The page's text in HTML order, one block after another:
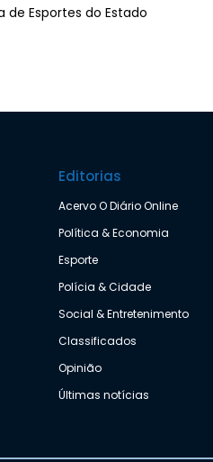
de Esportes do Estado
Editorias
Acervo O Diário Online
Política & Economia
Esporte
Polícia & Cidade
Social & Entretenimento
Classificados
Opinião
Últimas notícias